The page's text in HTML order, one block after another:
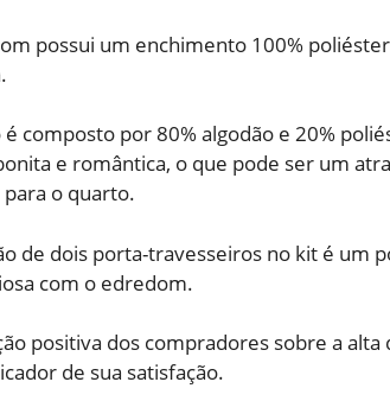
possui um enchimento 100%
é composto por 80% algodão e 20%
e romântica, o que pode ser um
para o quarto.
de dois porta-travesseiros no kit é um
com o edredom.
positiva dos compradores sobre a
de sua satisfação.